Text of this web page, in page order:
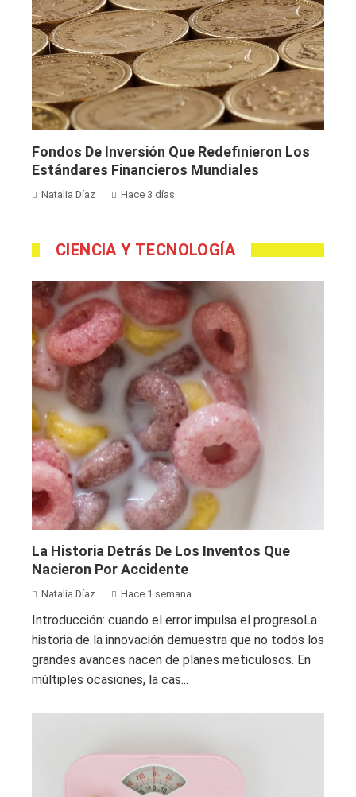
Fondos De Inversión Que Redefinieron Los
Estándares Financieros Mundiales
Natalia Díaz Hace 3 días
CIENCIA Y TECNOLOGÍA
La Historia Detrás De Los Inventos Que
Nacieron Por Accidente
Natalia Díaz Hace 1 semana
Introducción: cuando el error impulsa el progresoLa
historia de la innovación demuestra que no todos los
grandes avances nacen de planes meticulosos. En
múltiples ocasiones, la cas...